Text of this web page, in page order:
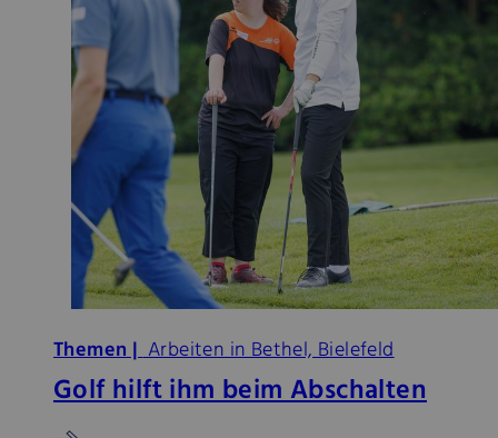
Themen |Arbeiten in Bethel, Bielefeld
Golf hilft ihm beim Abschalten